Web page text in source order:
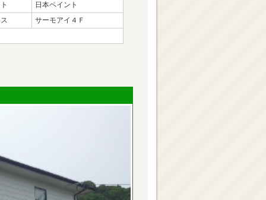
日本ペイント
サーモアイ４Ｆ